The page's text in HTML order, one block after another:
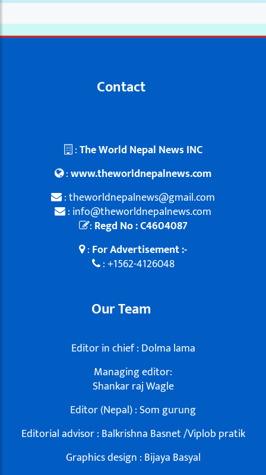
Contact
:The World Nepal News INC
:www.theworldnepalnews.com
: theworldnepalnews@gmail.com
: info@theworldnepalnews.com
: Regd No : C4604087
: For Advertisement :-
: +1562-4126048
Our Team
Editor in chief : Dolma lama
Managing editor:
Shankar raj Wagle
Editor (Nepal) : Som gurung
Editorial advisor : Balkrishna Basnet /Viplob pratik
Graphics design : Bijaya Basyal